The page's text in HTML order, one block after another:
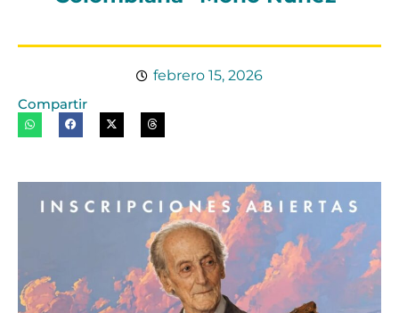
febrero 15, 2026
Compartir